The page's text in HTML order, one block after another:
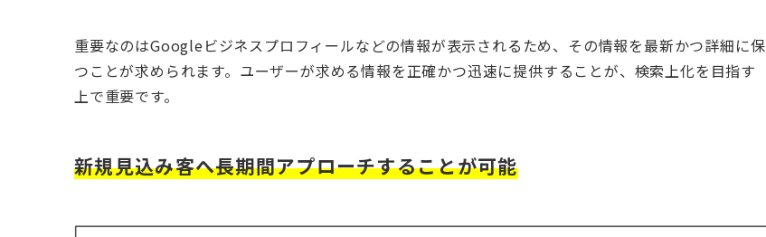
重要なのはGoogleビジネスプロフィールなどの情報が表示されるため、その情報を最新かつ詳細に保
つことが求められます。ユーザーが求める情報を正確かつ迅速に提供することが、検索上化を目指す
上で重要です。
新規見込み客へ長期間アプローチすることが可能